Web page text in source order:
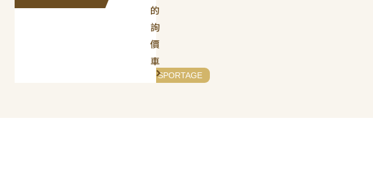
的
詢
價
車
# SPORTAGE